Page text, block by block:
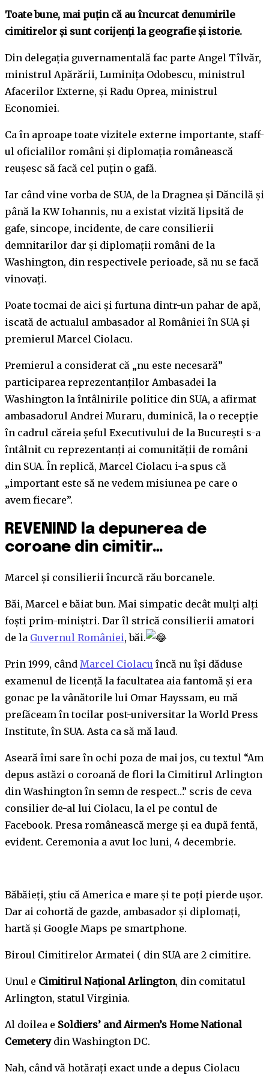
Toate bune, mai puțin că au încurcat denumirile
cimitirelor și sunt corijenți la geografie și istorie.
Din delegația guvernamentală fac parte Angel Tîlvăr,
ministrul Apărării, Luminița Odobescu, ministrul
Afacerilor Externe, și Radu Oprea, ministrul
Economiei.
Ca în aproape toate vizitele externe importante, staff-
ul oficialilor români și diplomația românească
reușesc să facă cel puțin o gafă.
Iar când vine vorba de SUA, de la Dragnea și Dăncilă și
până la KW Iohannis, nu a existat vizită lipsită de
gafe, sincope, incidente, de care consilierii
demnitarilor dar și diplomații români de la
Washington, din respectivele perioade, să nu se facă
vinovați.
Poate tocmai de aici și furtuna dintr-un pahar de apă,
iscată de actualul ambasador al României în SUA și
premierul Marcel Ciolacu.
Premierul a considerat că „nu este necesară”
participarea reprezentanţilor Ambasadei la
Washington la întâlnirile politice din SUA, a afirmat
ambasadorul Andrei Muraru, duminică, la o recepţie
în cadrul căreia şeful Executivului de la Bucureşti s-a
întâlnit cu reprezentanţi ai comunităţii de români
din SUA. În replică, Marcel Ciolacu i-a spus că
„important este să ne vedem misiunea pe care o
avem fiecare”.
REVENIND la depunerea de
coroane din cimitir…
Marcel și consilierii încurcă rău borcanele.
Băi, Marcel e băiat bun. Mai simpatic decât mulți alți
foști prim-miniștri. Dar îl strică consilierii amatori
de la Guvernul României, băi.
Prin 1999, când Marcel Ciolacu încă nu își dăduse
examenul de licență la facultatea aia fantomă și era
gonac pe la vânătorile lui Omar Hayssam, eu mă
prefăceam în tocilar post-universitar la World Press
Institute, în SUA. Asta ca să mă laud.
Aseară îmi sare în ochi poza de mai jos, cu textul “Am
depus astăzi o coroană de flori la Cimitirul Arlington
din Washington în semn de respect…” scris de ceva
consilier de-al lui Ciolacu, la el pe contul de
Facebook. Presa românească merge și ea după fentă,
evident. Ceremonia a avut loc luni, 4 decembrie.
Băbăieți, știu că America e mare și te poți pierde ușor.
Dar ai cohortă de gazde, ambasador și diplomați,
hartă și Google Maps pe smartphone.
Biroul Cimitirelor Armatei ( din SUA are 2 cimitire.
Unul e Cimitirul Național Arlington, din comitatul
Arlington, statul Virginia.
Al doilea e Soldiers’ and Airmen’s Home National
Cemeterydin Washington DC.
Nah, când vă hotărați exact unde a depus Ciolacu